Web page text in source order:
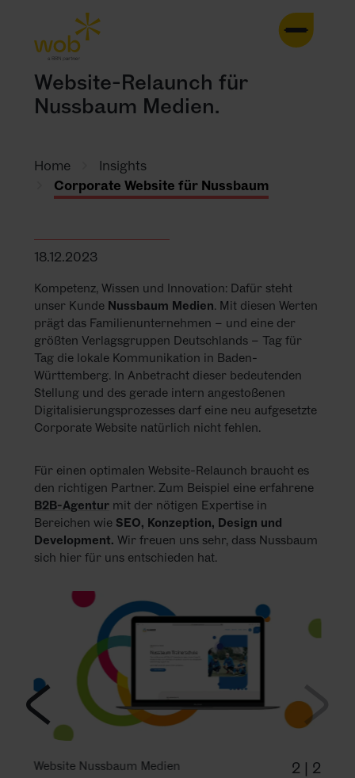
AGENTUR
CASES
INSIGHTS
KONTAKT
KARRIERE
NEWSLETTER
Website-Relaunch für
Nussbaum Medien.
Home
Insights
Corporate Website für Nussbaum
18.12.2023
Kompetenz, Wissen und Innovation: Dafür steht
unser Kunde Nussbaum Medien. Mit diesen Werten
prägt das Familienunternehmen – und eine der
größten Verlagsgruppen Deutschlands – Tag für
Tag die lokale Kommunikation in Baden-
Württemberg. In Anbetracht dieser bedeutenden
Stellung und des gerade intern angestoßenen
Digitalisierungsprozesses darf eine neu aufgesetzte
Corporate Website natürlich nicht fehlen.
Für einen optimalen Website-Relaunch braucht es
den richtigen Partner. Zum Beispiel eine erfahrene
B2B-Agenturmit der nötigen Expertise in
Bereichen wie SEO, Konzeption, Design und
Development. Wir freuen uns sehr, dass Nussbaum
sich hier für uns entschieden hat.
Website Nussbaum Medien 2 | 2